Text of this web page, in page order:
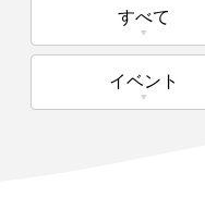
すべて
イベント